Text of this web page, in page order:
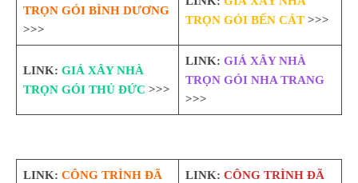
TRỌN GÓI BÌNH DƯƠNG
>>>
TRỌN GÓI BẾN CÁT>>>
LINK: GIÁ XÂY NHÀ
TRỌN GÓI THỦ ĐỨC >>>
LINK: GIÁ XÂY NHÀ
TRỌN GÓI NHA TRANG
>>>
LINK: CÔNG TRÌNH ĐÃ
LINK: CÔNG TRÌNH ĐÃ